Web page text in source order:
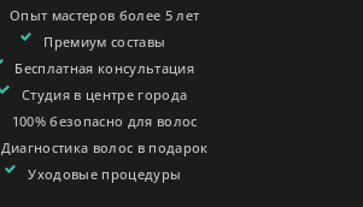
Опыт мастеров более 5 лет
Премиум составы
Бесплатная консультация
Студия в центре города
100% безопасно для волос
Диагностика волос в подарок
Уходовые процедуры